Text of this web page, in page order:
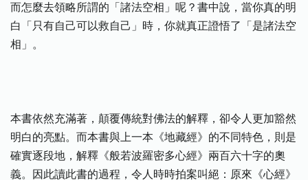
而怎麼去領略所謂的「諸法空相」呢？書中說，當你真的明
白「只有自己可以救自己」時，你就真正證悟了「是諸法空
相」。
本書依然充滿著，顛覆傳統對佛法的解釋，卻令人更加豁然
明白的亮點。而本書與上一本《地藏經》的不同特色，則是
確實逐段地，解釋《般若波羅密多心經》兩百六十字的奧
義。因此讀此書的過程，令人時時拍案叫絕：原來《心經》